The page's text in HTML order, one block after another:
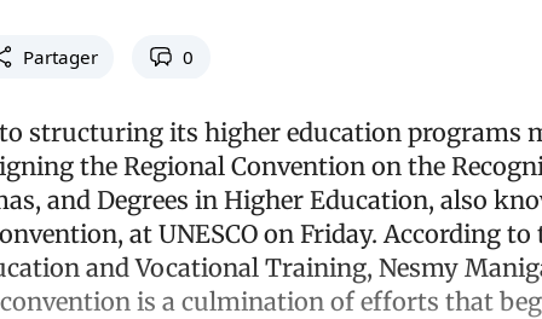
Partager 0
structuring its higher education programs
the Regional Convention on the
and Degrees in Higher Education, also
at UNESCO on Friday. According
and Vocational Training, Nesmy
is a culmination of efforts that